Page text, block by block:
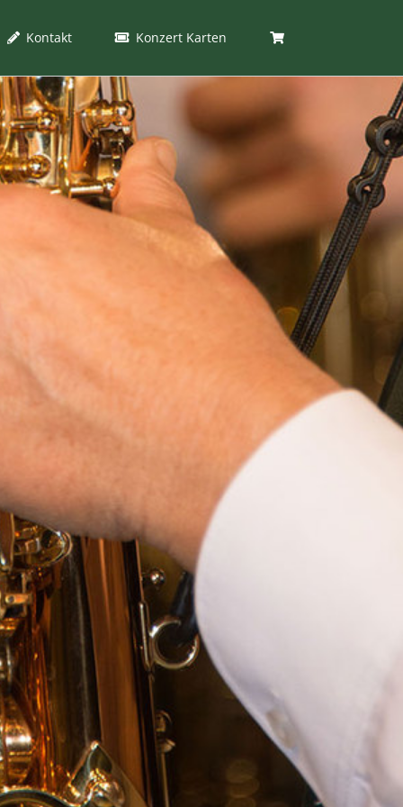
Kontakt Konzert Karten